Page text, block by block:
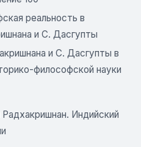
реальность в
и С. Дасгупты
и С. Дасгупты в
философской науки
Индийский